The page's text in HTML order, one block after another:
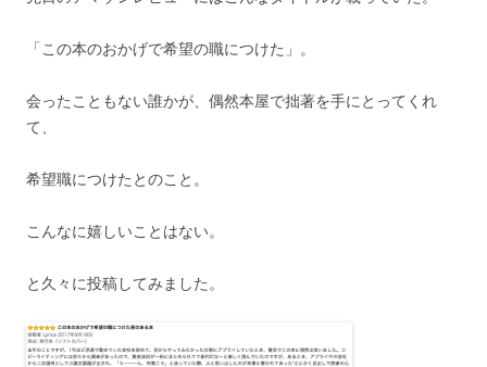
「この本のおかげで希望の職につけた」。
会ったこともない誰かが、偶然本屋で拙著を手にとってくれ
て、
希望職につけたとのこと。
こんなに嬉しいことはない。
と久々に投稿してみました。